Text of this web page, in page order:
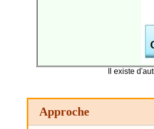
Il existe
Approche